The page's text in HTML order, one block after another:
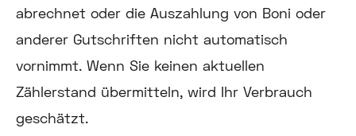
abrechnet oder die Auszahlung von Boni oder
anderer Gutschriften nicht automatisch
vornimmt. Wenn Sie keinen aktuellen
Zählerstand übermitteln, wird Ihr Verbrauch
geschätzt.